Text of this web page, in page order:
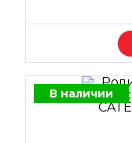
В наличии